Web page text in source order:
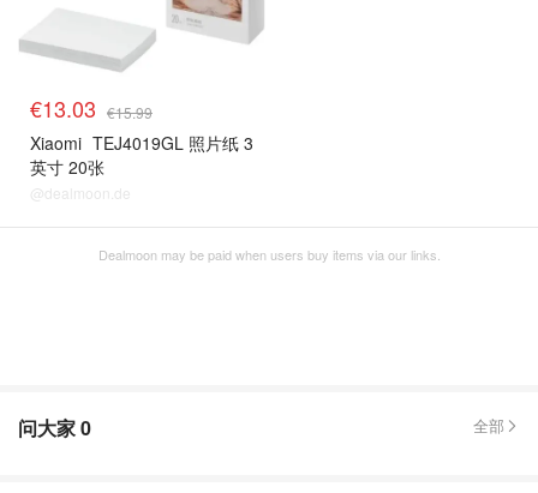
€13.03 €15.99
Xiaomi TEJ4019GL 照片纸 3
英寸 20张
@dealmoon.de
Dealmoon may be paid when users buy items via our links.
问大家0 全部